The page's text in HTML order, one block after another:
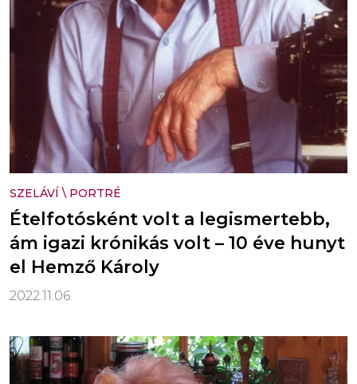
SZELÁVÍ \ PORTRÉ
Ételfotósként volt a legismertebb,
ám igazi krónikás volt – 10 éve hunyt
el Hemző Károly
2022.11.06.